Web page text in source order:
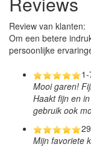
Review van klanten:
Om een betere
persoonlijke
Mooi garen!
Haakt fijn en
gebruik ook
Mijn favoriete